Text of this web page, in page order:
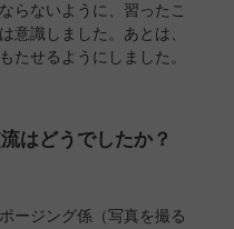
らないように、習ったこ
意識しました。あとは、
たせるようにしました。
はどうでしたか？
ージング係（写真を撮る